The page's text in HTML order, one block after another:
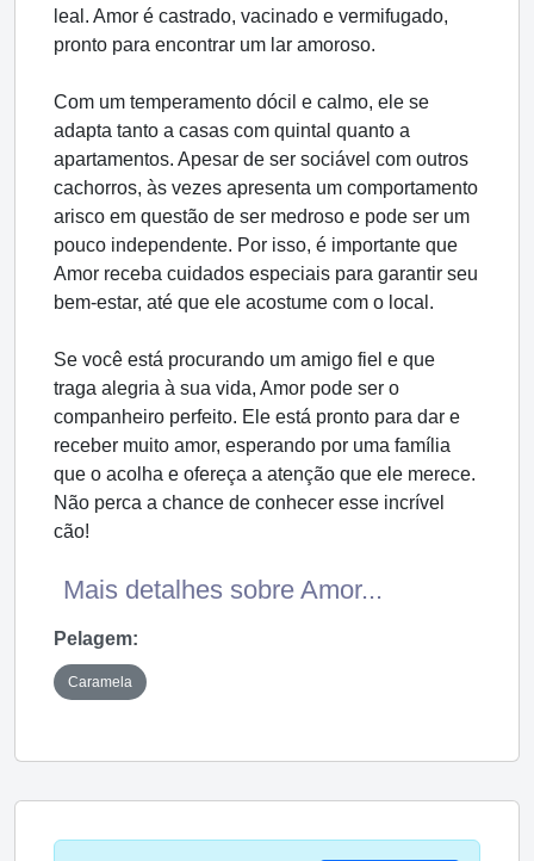
leal. Amor é castrado, vacinado e vermifugado,
pronto para encontrar um lar amoroso.
Com um temperamento dócil e calmo, ele se
adapta tanto a casas com quintal quanto a
apartamentos. Apesar de ser sociável com outros
cachorros, às vezes apresenta um comportamento
arisco em questão de ser medroso e pode ser um
pouco independente. Por isso, é importante que
Amor receba cuidados especiais para garantir seu
bem-estar, até que ele acostume com o local.
Se você está procurando um amigo fiel e que
traga alegria à sua vida, Amor pode ser o
companheiro perfeito. Ele está pronto para dar e
receber muito amor, esperando por uma família
que o acolha e ofereça a atenção que ele merece.
Não perca a chance de conhecer esse incrível
cão!
Mais detalhes sobre Amor...
Pelagem:
Caramela